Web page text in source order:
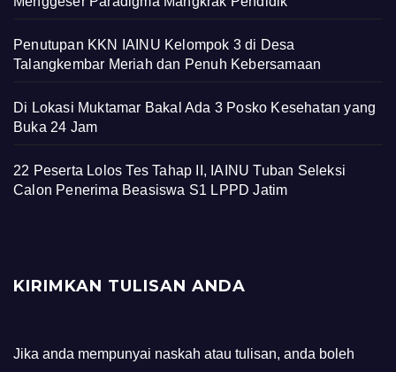
Penutupan KKN IAINU Kelompok 3 di Desa
Talangkembar Meriah dan Penuh Kebersamaan
Di Lokasi Muktamar Bakal Ada 3 Posko Kesehatan yang
Buka 24 Jam
22 Peserta Lolos Tes Tahap II, IAINU Tuban Seleksi
Calon Penerima Beasiswa S1 LPPD Jatim
KIRIMKAN TULISAN ANDA
Jika anda mempunyai naskah atau tulisan, anda boleh